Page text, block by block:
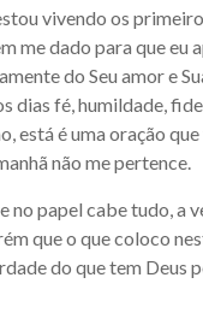
vivendo os
me dado para que eu
do Seu amor e
dias fé, humildade,
está é uma oração
não me pertence.
no papel cabe tudo, a
que o que coloco
do que tem Deus